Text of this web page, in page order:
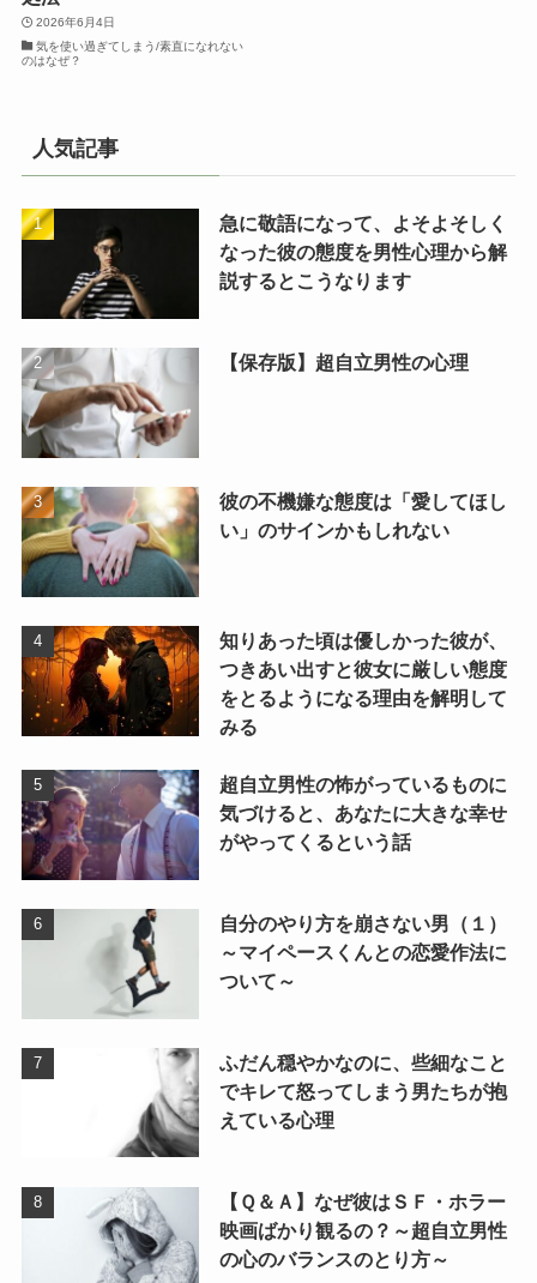
2026年6月4日
気を使い過ぎてしまう/素直になれない
のはなぜ？
人気記事
急に敬語になって、よそよそしく
なった彼の態度を男性心理から解
説するとこうなります
【保存版】超自立男性の心理
彼の不機嫌な態度は「愛してほし
い」のサインかもしれない
知りあった頃は優しかった彼が、
つきあい出すと彼女に厳しい態度
をとるようになる理由を解明して
みる
超自立男性の怖がっているものに
気づけると、あなたに大きな幸せ
がやってくるという話
自分のやり方を崩さない男（１）
～マイペースくんとの恋愛作法に
ついて～
ふだん穏やかなのに、些細なこと
でキレて怒ってしまう男たちが抱
えている心理
【Ｑ＆Ａ】なぜ彼はＳＦ・ホラー
映画ばかり観るの？～超自立男性
の心のバランスのとり方～